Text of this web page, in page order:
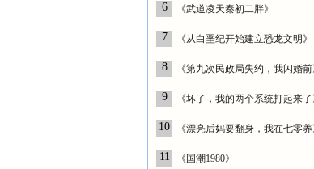
6 《武道凌天秦初二胖》
7 《从白垩纪开始建立恐龙文明》
8 《第九次民政局失约，我闪婚前
9 《坏了，我的两个系统打起来了
10 《漂亮后妈要翻身，我在七零养
11 《国潮1980》